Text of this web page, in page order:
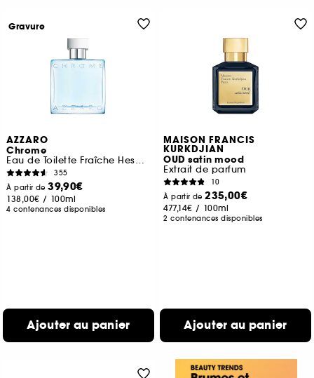
AZZARO
Chrome
Eau de Toilette Fraîche Hespéridée
355
À partir de39,90€
138,00€ / 100ml
4 contenances disponibles
Ajouter au panier
Gravure
MAISON FRANCIS
KURKDJIAN
OUD satin mood
Extrait de parfum
10
À partir de235,00€
477,14€ / 100ml
2 contenances disponibles
Ajouter au panier